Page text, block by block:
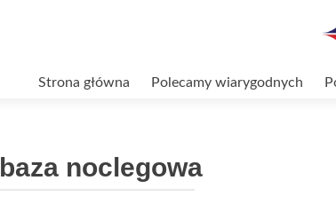
Strona główna Polecamy wiarygodnych
baza noclegowa